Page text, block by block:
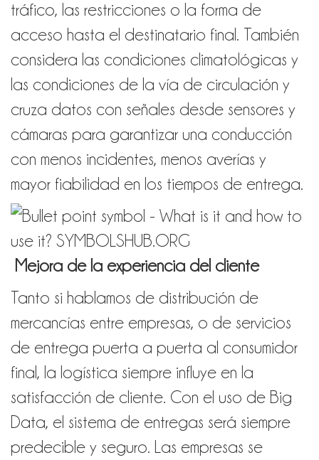
tráfico, las restricciones o la forma de
acceso hasta el destinatario final. También
considera las condiciones climatológicas y
las condiciones de la vía de circulación y
cruza datos con señales desde sensores y
cámaras para garantizar una conducción
con menos incidentes, menos averías y
mayor fiabilidad en los tiempos de entrega.
Mejora de la experiencia del cliente
Tanto si hablamos de distribución de
mercancías entre empresas, o de servicios
de entrega puerta a puerta al consumidor
final, la logística siempre influye en la
satisfacción de cliente. Con el uso de Big
Data, el sistema de entregas será siempre
predecible y seguro. Las empresas se